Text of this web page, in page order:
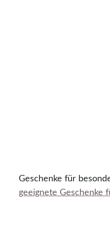
Geschenke für
geeignete Geschenke